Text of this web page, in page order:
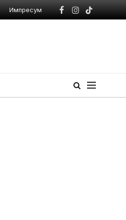
Импресум
Facebook
Instagram
TikTok